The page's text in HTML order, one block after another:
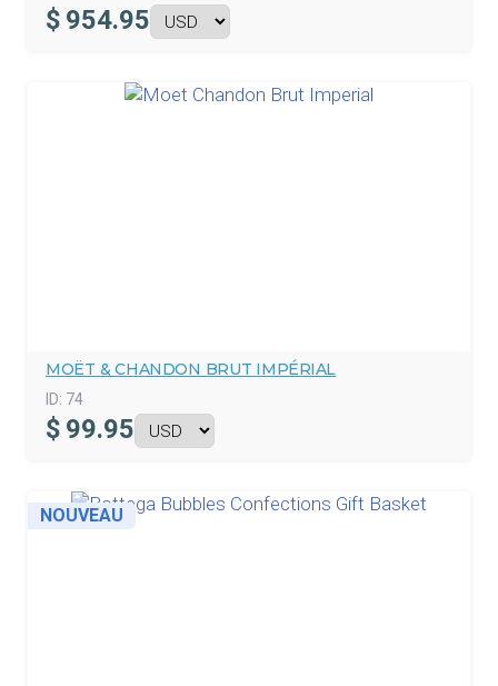
$ 954.95
MOËT & CHANDON BRUT IMPÉRIAL
ID: 74
$ 99.95
NOUVEAU